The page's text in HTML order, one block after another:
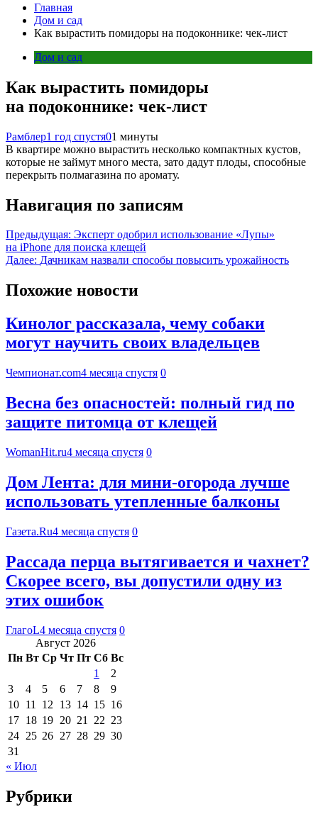
Главная
Дом и сад
Как вырастить помидоры на подоконнике: чек-лист
Дом и сад
Как вырастить помидоры
на подоконнике: чек-лист
Рамблер1 год спустя01 минуты
В квартире можно вырастить несколько компактных кустов,
которые не займут много места, зато дадут плоды, способные
перекрыть полмагазина по аромату.
Навигация по записям
Предыдущая: Эксперт одобрил использование «Лупы»
на iPhone для поиска клещей
Далее: Дачникам назвали способы повысить урожайность
Похожие новости
Кинолог рассказала, чему собаки
могут научить своих владельцев
Чемпионат.com4 месяца спустя 0
Весна без опасностей: полный гид по
защите питомца от клещей
WomanHit.ru4 месяца спустя 0
Дом Лента: для мини-огорода лучше
использовать утепленные балконы
Газета.Ru4 месяца спустя 0
Рассада перца вытягивается и чахнет?
Скорее всего, вы допустили одну из
этих ошибок
ГлагоL4 месяца спустя 0
Август 2026
Пн Вт Ср Чт Пт Сб Вс
1
2
3
4 5 6 7 8
9
10 11 12 13 14 15 16
17 18 19 20 21 22 23
24 25 26 27 28 29 30
31
« Июл
Рубрики